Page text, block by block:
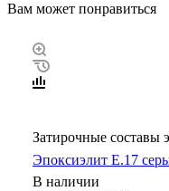
Вам может понравиться
Затирочные составы
Эпоксиэлит E.17
В наличии